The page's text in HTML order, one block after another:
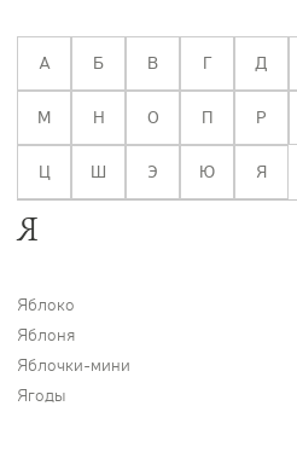
Товары с 3D-моделями 499
Алфавитный указатель
А Б В Г Д
М Н О П Р
Ц Ш Э Ю Я
Я
Яблоко
Яблоня
Яблочки-мини
Ягоды